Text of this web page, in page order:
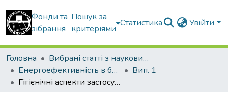
Фонди та
зібрання
Пошук за
критеріями
Статистика Увійти
Головна
Вибрані статті з наукових збірників КНУБА
Енергоефективність в будівництві та архітектурі
Вип. 1
Гігієнічні аспекти застосування енергозберігаючих прозорих огороджувальних конструкцій, їх вплив на повітрообмін і освітленість закритих приміщень